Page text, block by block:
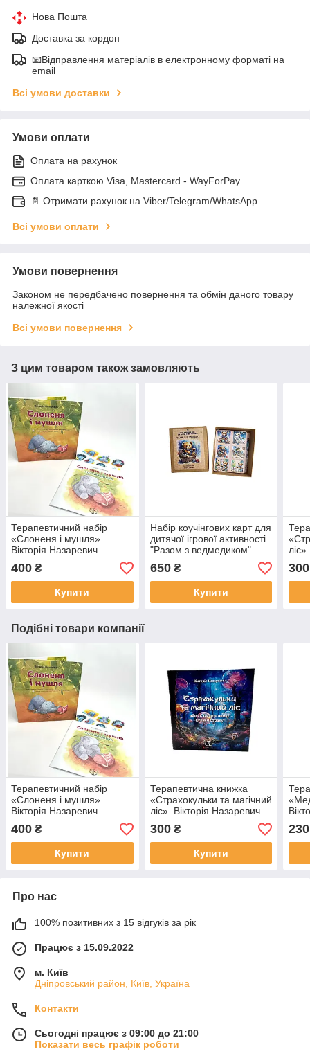
Нова Пошта
Доставка за кордон
📧Відправлення матеріалів в електронному форматі на
email
Всі умови доставки
Умови оплати
Оплата на рахунок
Оплата карткою Visa, Mastercard - WayForPay
📄 Отримати рахунок на Viber/Telegram/WhatsApp
Всі умови оплати
Умови повернення
Законом не передбачено повернення та обмін даного товару
належної якості
Всі умови повернення
З цим товаром також замовляють
Терапевтичний набір
«Слоненя і мушля».
Вікторія Назаревич
400 ₴
Купити
Набір коучінгових карт для
дитячої ігрової активності
"Разом з ведмедиком".
Вікторія Назаревич
650₴
Купити
300
Подібні товари компанії
Терапевтичний набір
«Слоненя і мушля».
Вікторія Назаревич
400 ₴
Купити
Терапевтична книжка
«Страхокульки та магічний
ліс». Вікторія Назаревич
300₴
Купити
230
Про нас
100% позитивних з 15 відгуків за рік
Працює з 15.09.2022
м. Київ
Дніпровський район, Київ, Україна
Контакти
Сьогодні працює з 09:00 до 21:00
Показати весь графік роботи